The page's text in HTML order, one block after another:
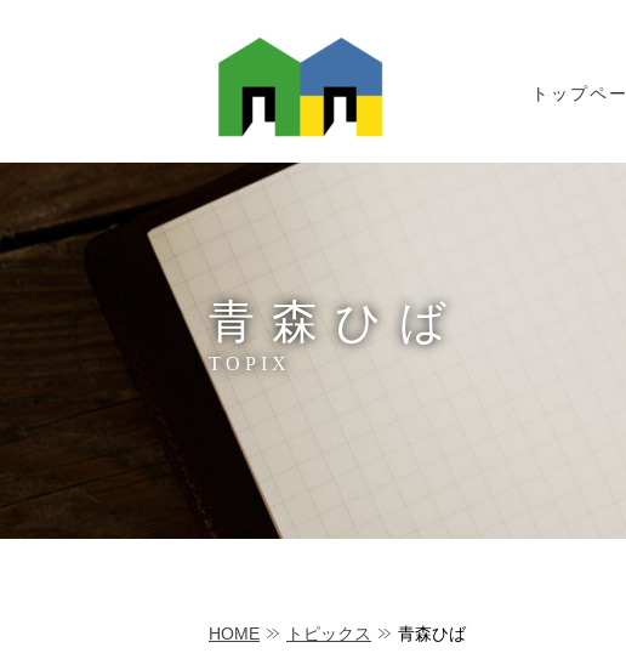
トップペ
青森ひば
TOPIX
HOME トピックス 青森ひば